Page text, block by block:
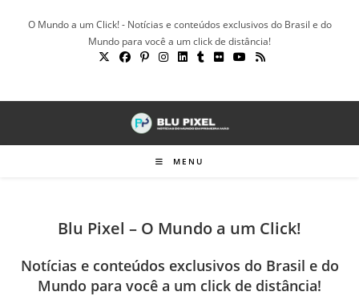
O Mundo a um Click! - Notícias e conteúdos exclusivos do Brasil e do
Mundo para você a um click de distância!
MENU
Blu Pixel – O Mundo a um Click!
Notícias e conteúdos exclusivos do Brasil e do
Mundo para você a um click de distância!